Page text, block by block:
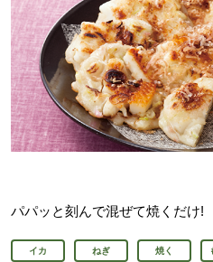
パパッと刻んで混ぜて焼くだけ!
イカ ねぎ 焼く